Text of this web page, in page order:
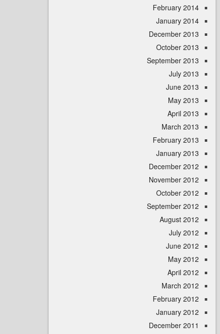
February
January
December
October
September
July
June
May
April
March
February
January
December
November
October
September
August
July
June
May
April
March
February
January
December